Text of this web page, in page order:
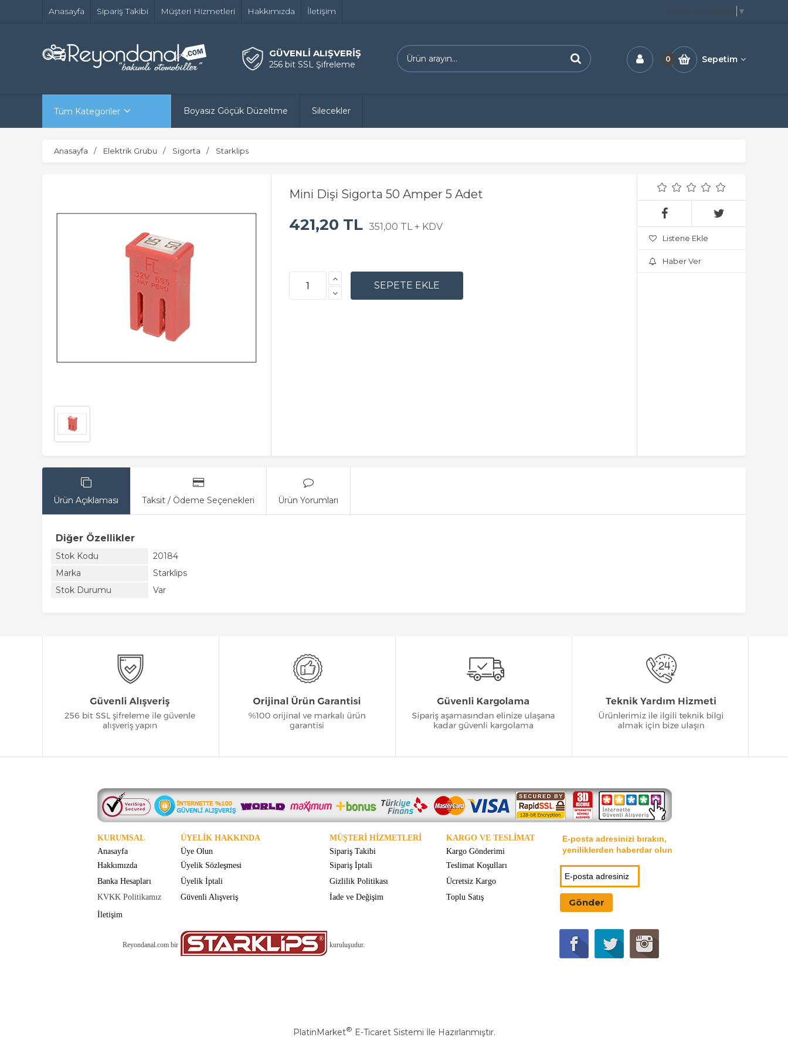
Anasayfa Sipariş Takibi Müşteri Hizmetleri Hakkımızda İletişim Select Language ▼
GÜVENLİ ALIŞVERİŞ
256 bit SSL Şifreleme
0 Sepetim
Tüm Kategoriler Boyasız Göçük Düzeltme Silecekler
Anasayfa Elektrik Grubu Sigorta Starklips
Mini Dişi Sigorta 50 Amper 5 Adet
421,20 TL 351,00 TL + KDV
Listene Ekle
Haber Ver
Ürün Açıklaması Taksit / Ödeme Seçenekleri Ürün Yorumları
Diğer Özellikler
Stok Kodu
20184
Marka
Starklips
Stok Durumu
Var
KURUMSAL ÜYELİK HAKKINDA MÜŞTERİ HİZMETLERİ KARGO VE TESLİMAT
E-posta adresinizi bırakın,
yeniliklerden haberdar olun
Anasayfa Üye Olun Sipariş Takibi
Kargo Gönderimi
Hakkımızda
Üyelik Sözleşmesi Sipariş İptali
Teslimat Koşulları
Banka Hesapları
Üyelik İptali Gizlilik Politikası
Ücretsiz Kargo
KVKK Politikamız
Güvenli Alışveriş İade ve Değişim
Toplu Satış
İletişim
Reyondanal.com bir kuruluşudur.
PlatinMarket® E-Ticaret Sistemi İle Hazırlanmıştır.